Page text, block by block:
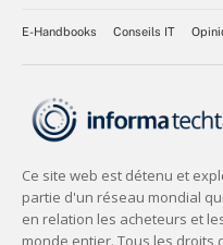
E-Handbooks Conseils IT